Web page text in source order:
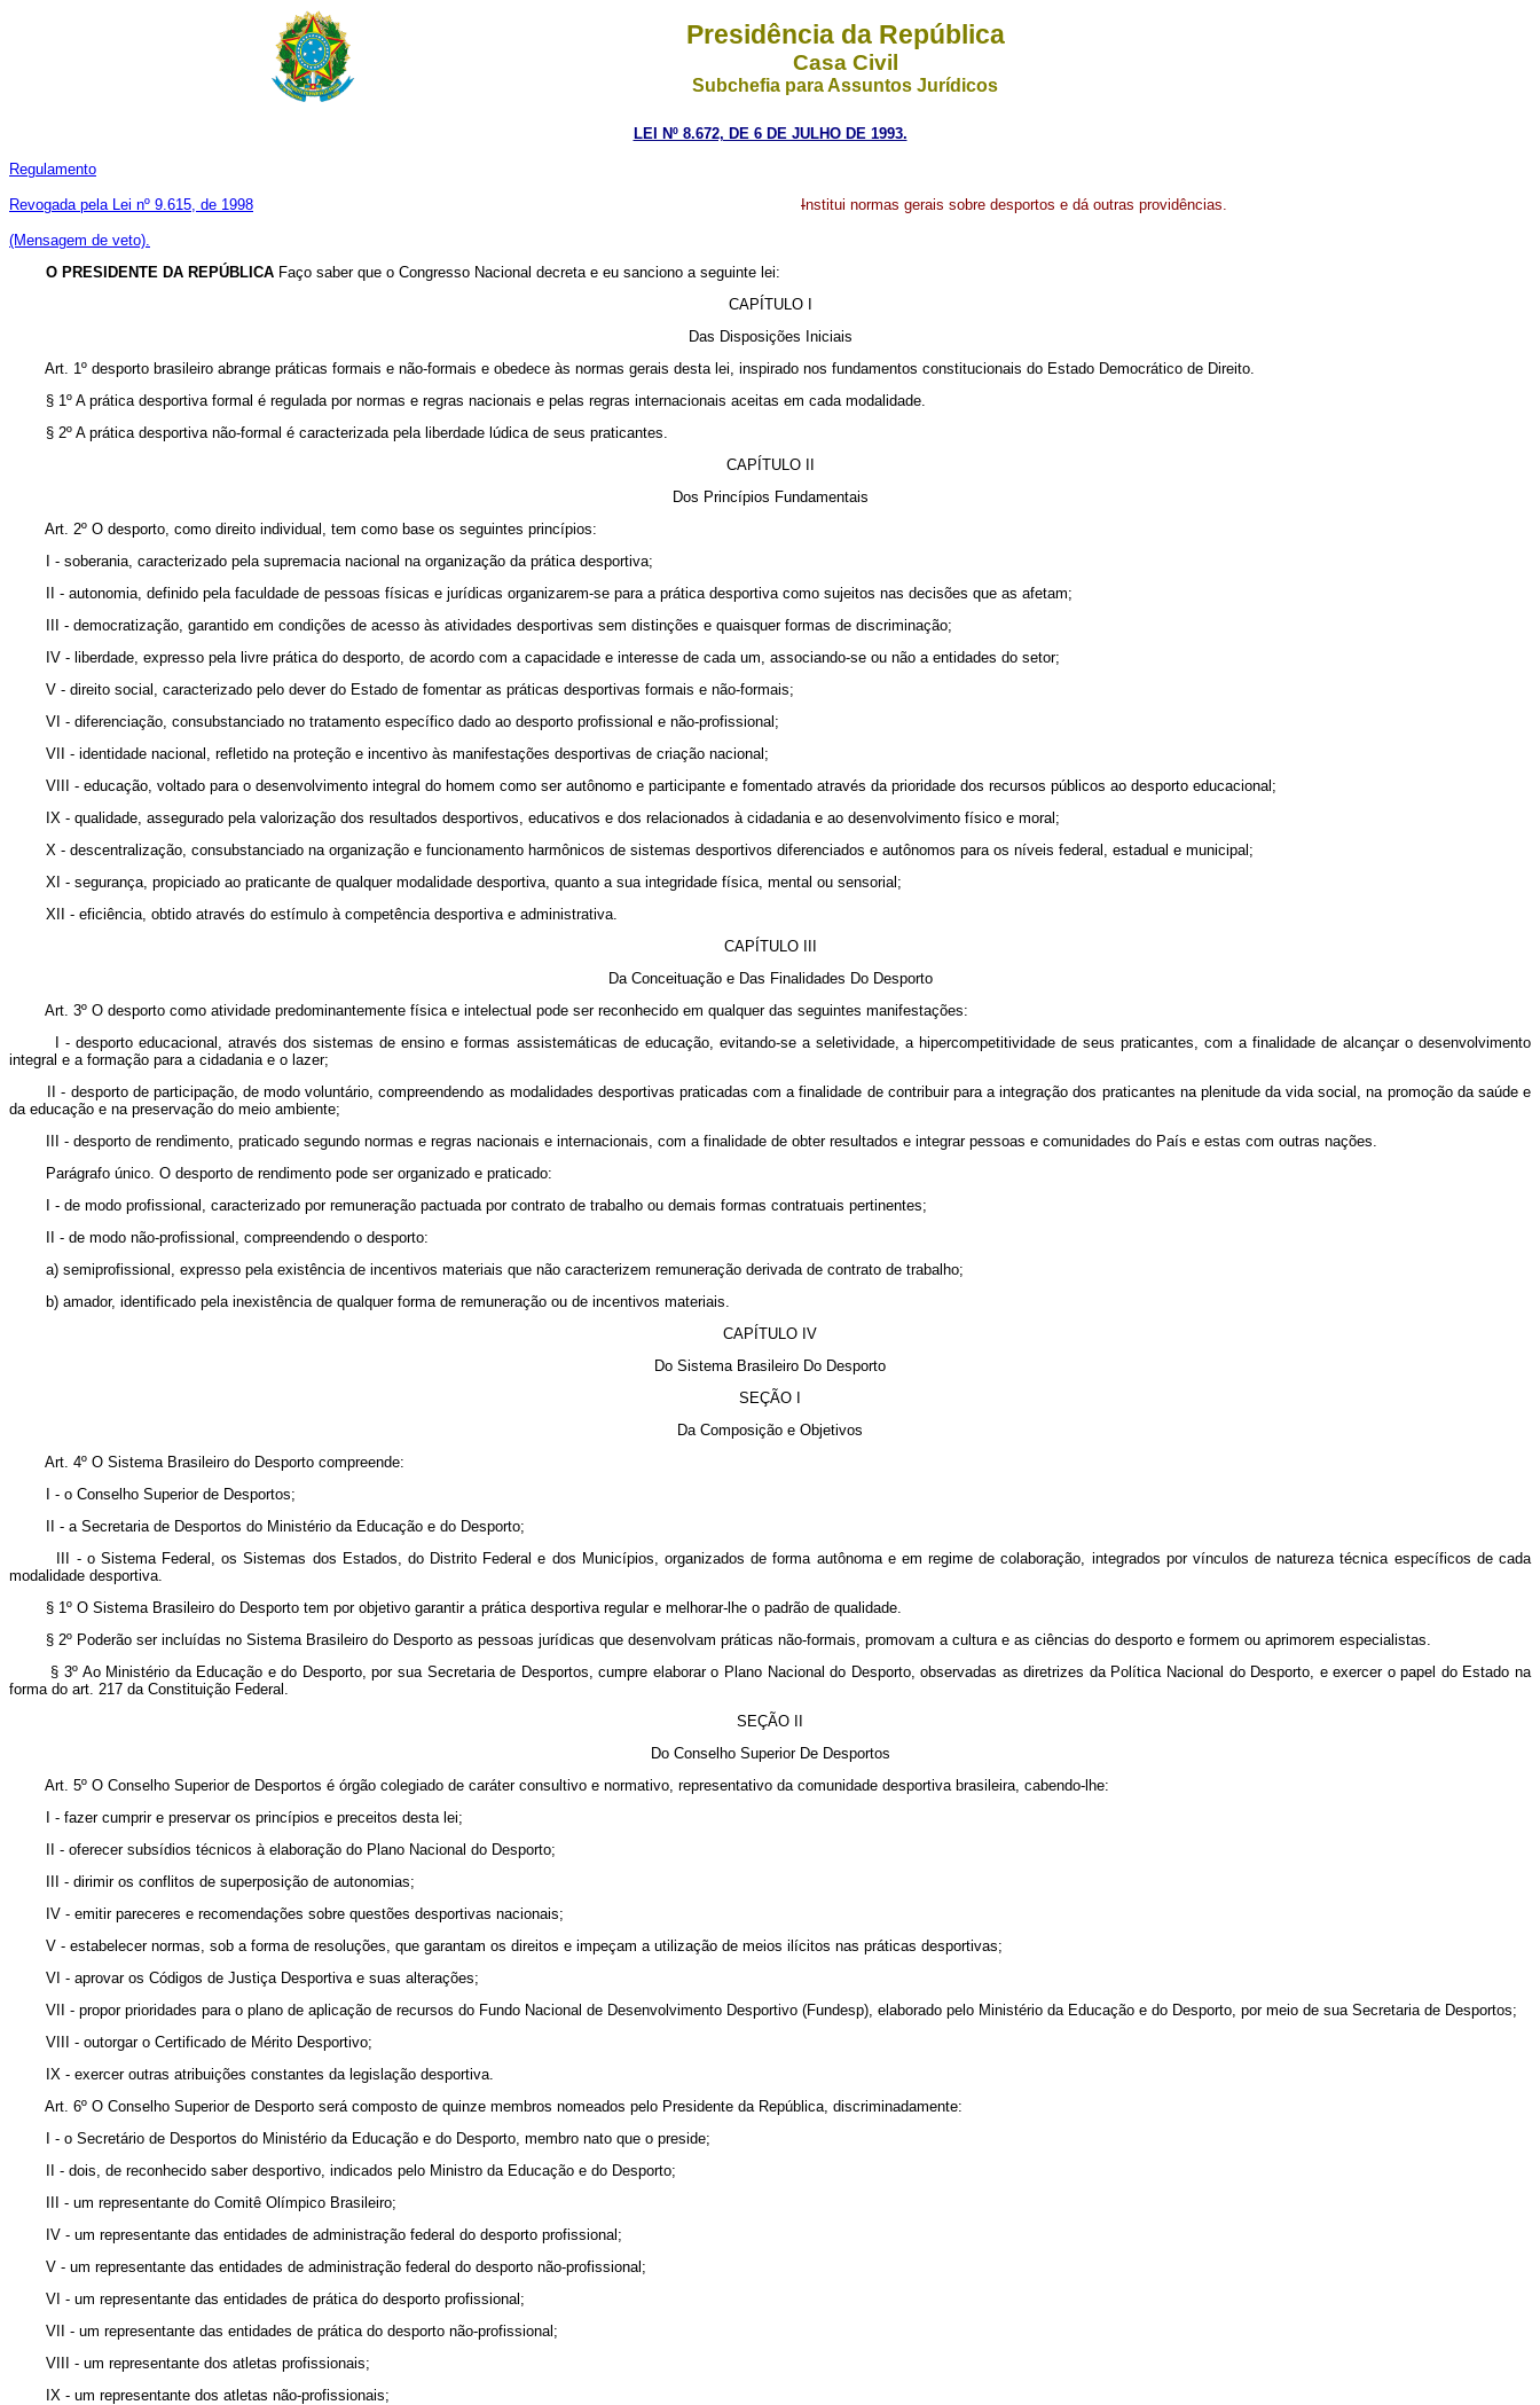
Presidência da República
Casa Civil
Subchefia para Assuntos Jurídicos
LEI Nº 8.672, DE 6 DE JULHO DE 1993.
Regulamento
Revogada pela Lei nº 9.615, de 1998
(Mensagem de veto).
Institui normas gerais sobre desportos e dá outras providências.
O PRESIDENTE DA REPÚBLICA Faço saber que o Congresso Nacional decreta e eu sanciono a seguinte lei:
CAPÍTULO I
Das Disposições Iniciais
Art. 1º desporto brasileiro abrange práticas formais e não-formais e obedece às normas gerais desta lei, inspirado nos fundamentos constitucionais do Estado Democrático de Direito.
§ 1º A prática desportiva formal é regulada por normas e regras nacionais e pelas regras internacionais aceitas em cada modalidade.
§ 2º A prática desportiva não-formal é caracterizada pela liberdade lúdica de seus praticantes.
CAPÍTULO II
Dos Princípios Fundamentais
Art. 2º O desporto, como direito individual, tem como base os seguintes princípios:
I - soberania, caracterizado pela supremacia nacional na organização da prática desportiva;
II - autonomia, definido pela faculdade de pessoas físicas e jurídicas organizarem-se para a prática desportiva como sujeitos nas decisões que as afetam;
III - democratização, garantido em condições de acesso às atividades desportivas sem distinções e quaisquer formas de discriminação;
IV - liberdade, expresso pela livre prática do desporto, de acordo com a capacidade e interesse de cada um, associando-se ou não a entidades do setor;
V - direito social, caracterizado pelo dever do Estado de fomentar as práticas desportivas formais e não-formais;
VI - diferenciação, consubstanciado no tratamento específico dado ao desporto profissional e não-profissional;
VII - identidade nacional, refletido na proteção e incentivo às manifestações desportivas de criação nacional;
VIII - educação, voltado para o desenvolvimento integral do homem como ser autônomo e participante e fomentado através da prioridade dos recursos públicos ao desporto educacional;
IX - qualidade, assegurado pela valorização dos resultados desportivos, educativos e dos relacionados à cidadania e ao desenvolvimento físico e moral;
X - descentralização, consubstanciado na organização e funcionamento harmônicos de sistemas desportivos diferenciados e autônomos para os níveis federal, estadual e municipal;
XI - segurança, propiciado ao praticante de qualquer modalidade desportiva, quanto a sua integridade física, mental ou sensorial;
XII - eficiência, obtido através do estímulo à competência desportiva e administrativa.
CAPÍTULO III
Da Conceituação e Das Finalidades Do Desporto
Art. 3º O desporto como atividade predominantemente física e intelectual pode ser reconhecido em qualquer das seguintes manifestações:
I - desporto educacional, através dos sistemas de ensino e formas assistemáticas de educação, evitando-se a seletividade, a hipercompetitividade de seus praticantes, com a finalidade de alcançar o desenvolvimento
integral e a formação para a cidadania e o lazer;
II - desporto de participação, de modo voluntário, compreendendo as modalidades desportivas praticadas com a finalidade de contribuir para a integração dos praticantes na plenitude da vida social, na promoção da saúde e
da educação e na preservação do meio ambiente;
III - desporto de rendimento, praticado segundo normas e regras nacionais e internacionais, com a finalidade de obter resultados e integrar pessoas e comunidades do País e estas com outras nações.
Parágrafo único. O desporto de rendimento pode ser organizado e praticado:
I - de modo profissional, caracterizado por remuneração pactuada por contrato de trabalho ou demais formas contratuais pertinentes;
II - de modo não-profissional, compreendendo o desporto:
a) semiprofissional, expresso pela existência de incentivos materiais que não caracterizem remuneração derivada de contrato de trabalho;
b) amador, identificado pela inexistência de qualquer forma de remuneração ou de incentivos materiais.
CAPÍTULO IV
Do Sistema Brasileiro Do Desporto
SEÇÃO I
Da Composição e Objetivos
Art. 4º O Sistema Brasileiro do Desporto compreende:
I - o Conselho Superior de Desportos;
II - a Secretaria de Desportos do Ministério da Educação e do Desporto;
III - o Sistema Federal, os Sistemas dos Estados, do Distrito Federal e dos Municípios, organizados de forma autônoma e em regime de colaboração, integrados por vínculos de natureza técnica específicos de cada
modalidade desportiva.
§ 1º O Sistema Brasileiro do Desporto tem por objetivo garantir a prática desportiva regular e melhorar-lhe o padrão de qualidade.
§ 2º Poderão ser incluídas no Sistema Brasileiro do Desporto as pessoas jurídicas que desenvolvam práticas não-formais, promovam a cultura e as ciências do desporto e formem ou aprimorem especialistas.
§ 3º Ao Ministério da Educação e do Desporto, por sua Secretaria de Desportos, cumpre elaborar o Plano Nacional do Desporto, observadas as diretrizes da Política Nacional do Desporto, e exercer o papel do Estado na
forma do art. 217 da Constituição Federal.
SEÇÃO II
Do Conselho Superior De Desportos
Art. 5º O Conselho Superior de Desportos é órgão colegiado de caráter consultivo e normativo, representativo da comunidade desportiva brasileira, cabendo-lhe:
I - fazer cumprir e preservar os princípios e preceitos desta lei;
II - oferecer subsídios técnicos à elaboração do Plano Nacional do Desporto;
III - dirimir os conflitos de superposição de autonomias;
IV - emitir pareceres e recomendações sobre questões desportivas nacionais;
V - estabelecer normas, sob a forma de resoluções, que garantam os direitos e impeçam a utilização de meios ilícitos nas práticas desportivas;
VI - aprovar os Códigos de Justiça Desportiva e suas alterações;
VII - propor prioridades para o plano de aplicação de recursos do Fundo Nacional de Desenvolvimento Desportivo (Fundesp), elaborado pelo Ministério da Educação e do Desporto, por meio de sua Secretaria de Desportos;
VIII - outorgar o Certificado de Mérito Desportivo;
IX - exercer outras atribuições constantes da legislação desportiva.
Art. 6º O Conselho Superior de Desporto será composto de quinze membros nomeados pelo Presidente da República, discriminadamente:
I - o Secretário de Desportos do Ministério da Educação e do Desporto, membro nato que o preside;
II - dois, de reconhecido saber desportivo, indicados pelo Ministro da Educação e do Desporto;
III - um representante do Comitê Olímpico Brasileiro;
IV - um representante das entidades de administração federal do desporto profissional;
V - um representante das entidades de administração federal do desporto não-profissional;
VI - um representante das entidades de prática do desporto profissional;
VII - um representante das entidades de prática do desporto não-profissional;
VIII - um representante dos atletas profissionais;
IX - um representante dos atletas não-profissionais;